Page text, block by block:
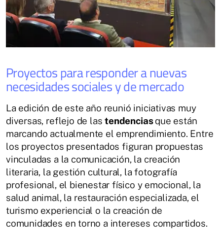
Proyectos para responder a nuevas
necesidades sociales y de mercado
La edición de este año reunió iniciativas muy
diversas, reflejo de lastendenciasque están
marcando actualmente el emprendimiento. Entre
los proyectos presentados figuran propuestas
vinculadas a la comunicación, la creación
literaria, la gestión cultural, la fotografía
profesional, el bienestar físico y emocional, la
salud animal, la restauración especializada, el
turismo experiencial o la creación de
comunidades en torno a intereses compartidos.